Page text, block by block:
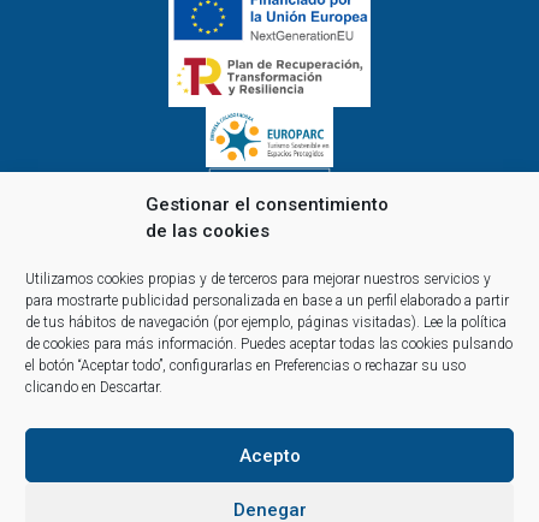
Gestionar el consentimiento
de las cookies
Utilizamos cookies propias y de terceros para mejorar nuestros servicios y
para mostrarte publicidad personalizada en base a un perfil elaborado a partir
de tus hábitos de navegación (por ejemplo, páginas visitadas). Lee la política
de cookies para más información. Puedes aceptar todas las cookies pulsando
el botón “Aceptar todo”, configurarlas en Preferencias o rechazar su uso
clicando en Descartar.
Acepto
Denegar
Horario de oficina de lunes a viernes:
de 9.00 a 14.00 y de 15.00 a 18.00
Reservas y atención telefónica y comercial:
10:00 a 14:00 y de 16:00 a 20:00
(1 abril al 30 septiembre)